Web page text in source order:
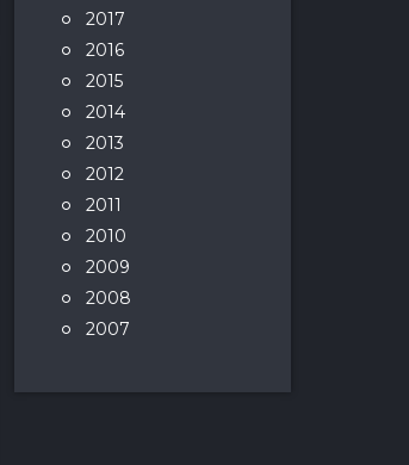
2017
2016
2015
2014
2013
2012
2011
2010
2009
2008
2007